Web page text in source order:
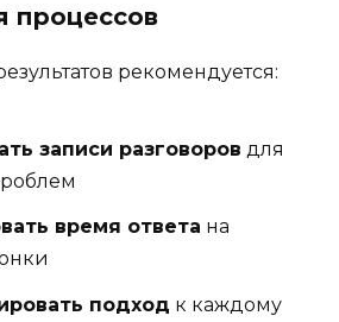
процессов
рекомендуется:
записи разговоров для
время ответа на
подход к каждому